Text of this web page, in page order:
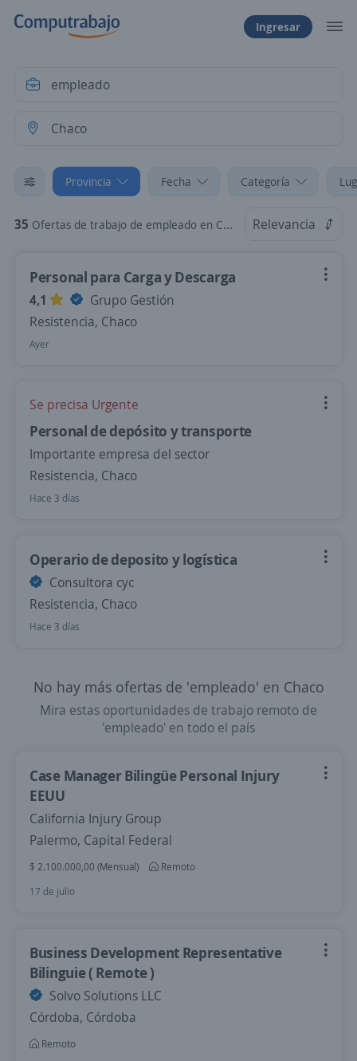
Ingresar
Provincia Fecha Categoría
35 Ofertas de trabajo de empleado en Chaco Relevancia
Personal para Carga y Descarga
4,1
Grupo Gestión
Resistencia, Chaco
Ayer
Se precisa Urgente
Personal de depósito y transporte
Importante empresa del sector
Resistencia, Chaco
Hace 3 días
Operario de deposito y logística
Consultora cyc
Resistencia, Chaco
Hace 3 días
No hay más ofertas de 'empleado' en Chaco
Mira estas oportunidades de trabajo remoto de
'empleado' en todo el país
Case Manager Bilingüe Personal Injury
EEUU
California Injury Group
Palermo, Capital Federal
$ 2.100.000,00 (Mensual)
Remoto
17 de julio
Business Development Representative
Bilinguie ( Remote )
Solvo Solutions LLC
Córdoba, Córdoba
Remoto